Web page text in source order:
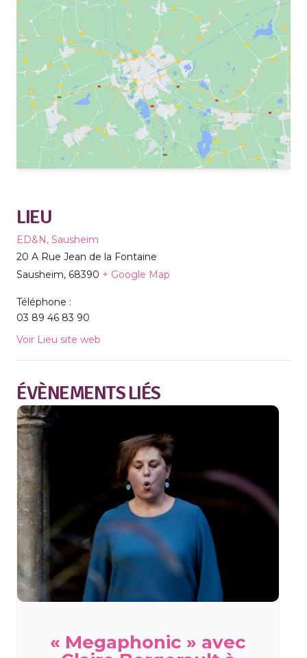
LIEU
ED&N, Sausheim
20 A Rue Jean de la Fontaine
Sausheim, 68390 + Google Map
Téléphone :
03 89 46 83 90
Voir Lieu site web
ÉVÈNEMENTS LIÉS
« Megaphonic » avec